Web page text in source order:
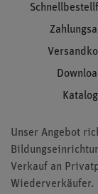
Unser Angebot
Verkauf an
Wiederverkäufer.